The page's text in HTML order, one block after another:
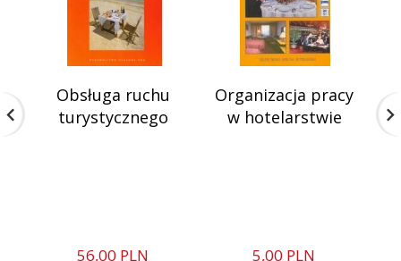
Obsługa ruchu
turystycznego
56,00 PLN
Organizacja pracy
w hotelarstwie
5,00 PLN